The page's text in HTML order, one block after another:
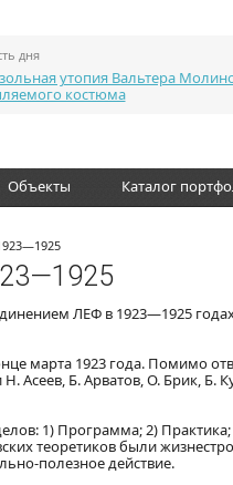
дня
утопия Вальтера
костюма
Объекты Каталог
ЛЕФ в 1923—1925
марта 1923 года. Помимо
Асеев, Б. Арватов, О. Брик, Б.
1) Программа; 2) Практика;
теоретиков были
полезное действие.